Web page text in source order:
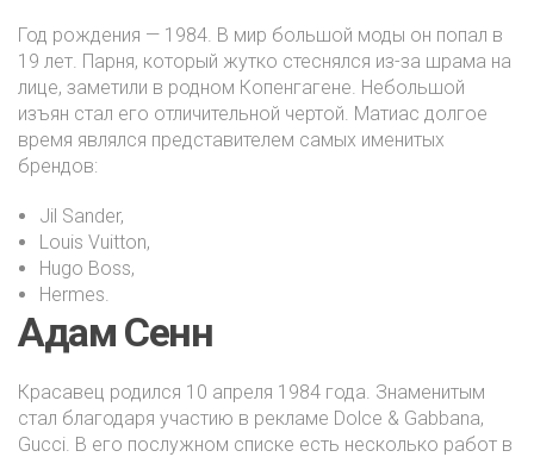
Год рождения — 1984. В мир большой моды он попал в
19 лет. Парня, который жутко стеснялся из-за шрама на
лице, заметили в родном Копенгагене. Небольшой
изъян стал его отличительной чертой. Матиас долгое
время являлся представителем самых именитых
брендов:
Jil Sander,
Louis Vuitton,
Hugo Boss,
Hermes.
Адам Сенн
Красавец родился 10 апреля 1984 года. Знаменитым
стал благодаря участию в рекламе Dolce & Gabbana,
Gucci. В его послужном списке есть несколько работ в